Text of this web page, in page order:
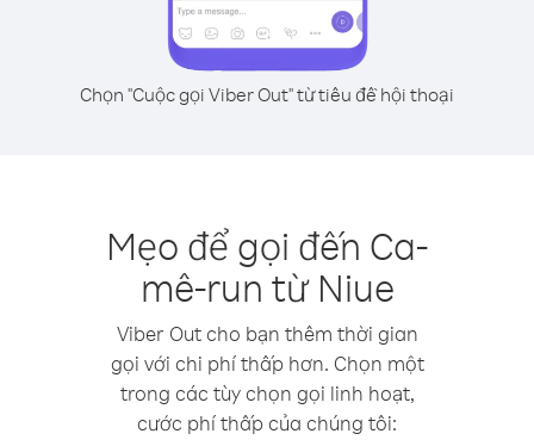
Chọn "Cuộc gọi Viber Out" từ tiêu đề hội thoại
Mẹo để gọi đến Ca-
mê-run từ Niue
Viber Out cho bạn thêm thời gian
gọi với chi phí thấp hơn. Chọn một
trong các tùy chọn gọi linh hoạt,
cước phí thấp của chúng tôi: